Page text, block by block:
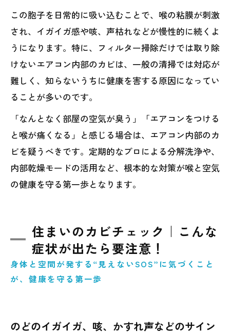
この胞子を日常的に吸い込むことで、喉の粘膜が刺激
され、イガイガ感や咳、声枯れなどが慢性的に続くよ
うになります。特に、フィルター掃除だけでは取り除
けないエアコン内部のカビは、一般の清掃では対応が
難しく、知らないうちに健康を害する原因になってい
ることが多いのです。
「なんとなく部屋の空気が臭う」「エアコンをつける
と喉が痛くなる」と感じる場合は、エアコン内部のカ
ビを疑うべきです。定期的なプロによる分解洗浄や、
内部乾燥モードの活用など、根本的な対策が喉と空気
の健康を守る第一歩となります。
住まいのカビチェック｜こんな
症状が出たら要注意！
身体と空間が発する“見えないSOS”に気づくこと
が、健康を守る第一歩
のどのイガイガ、咳、かすれ声などのサイン